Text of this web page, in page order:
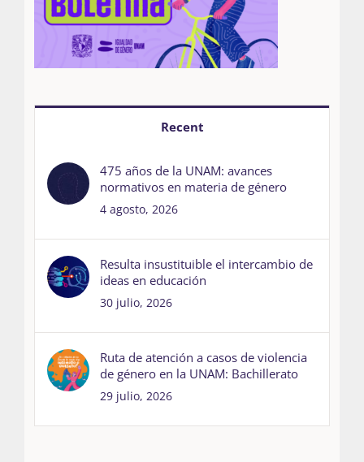
Recent
475 años de la UNAM: avances
normativos en materia de género
4 agosto, 2026
Resulta insustituible el intercambio de
ideas en educación
30 julio, 2026
Ruta de atención a casos de violencia
de género en la UNAM: Bachillerato
29 julio, 2026